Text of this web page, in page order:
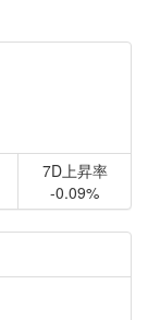
7D上昇率
-0.09%